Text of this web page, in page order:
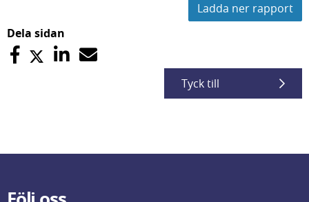
Ladda ner rapport
Dela sidan
Tyck till